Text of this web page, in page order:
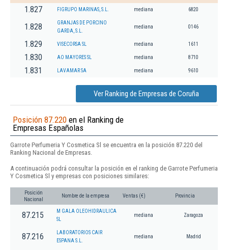
1.827 FIGRUPO MARINAS, S.L. mediana 6820
1.828
GRANJAS DE PORCINO
GARDA, S.L.
mediana 0146
1.829 VISECORSA SL mediana 1611
1.830 AO MAYORES SL mediana 8710
1.831 LAVAMAR SA mediana 9610
Ver Ranking de Empresas de Coruña
Posición 87.220 en el Ranking de
Empresas Españolas
Garrote Perfumeria Y Cosmetica Sl se encuentra en la posición 87.220 del
Ranking Nacional de Empresas.
A continuación podrá consultar la posición en el ranking de Garrote Perfumeria
Y Cosmetica Sl y empresas con posiciones similares:
Posición
Nacional
Nombre de la empresa Ventas (€) Provincia
87.215
M GALA OLEOHIDRAULICA
SL
mediana Zaragoza
87.216
LABORATORIOS CAIR
ESPANA S.L.
mediana Madrid